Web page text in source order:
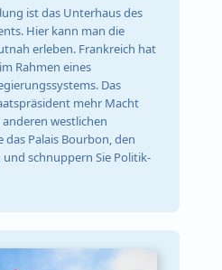
ist das Unterhaus des
Hier kann man die
erleben. Frankreich hat
Rahmen eines
Das
mehr Macht
westlichen
das Palais Bourbon, den
schnuppern Sie Politik-